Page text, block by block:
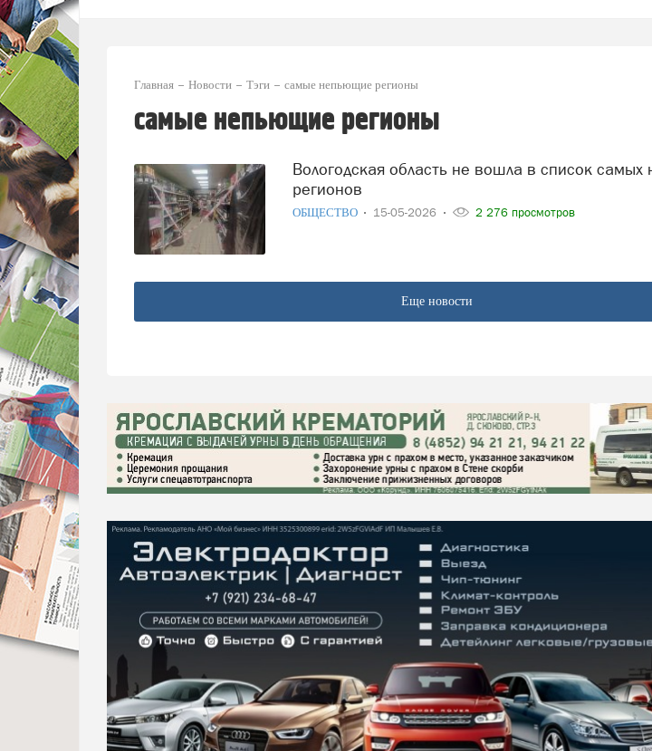
Главная Новости Тэги самые непьющие регионы
самые непьющие регионы
Вологодская область не вошла в список самых непьющих
регионов
ОБЩЕСТВО 15-05-2026 2 276 просмотров
Еще новости